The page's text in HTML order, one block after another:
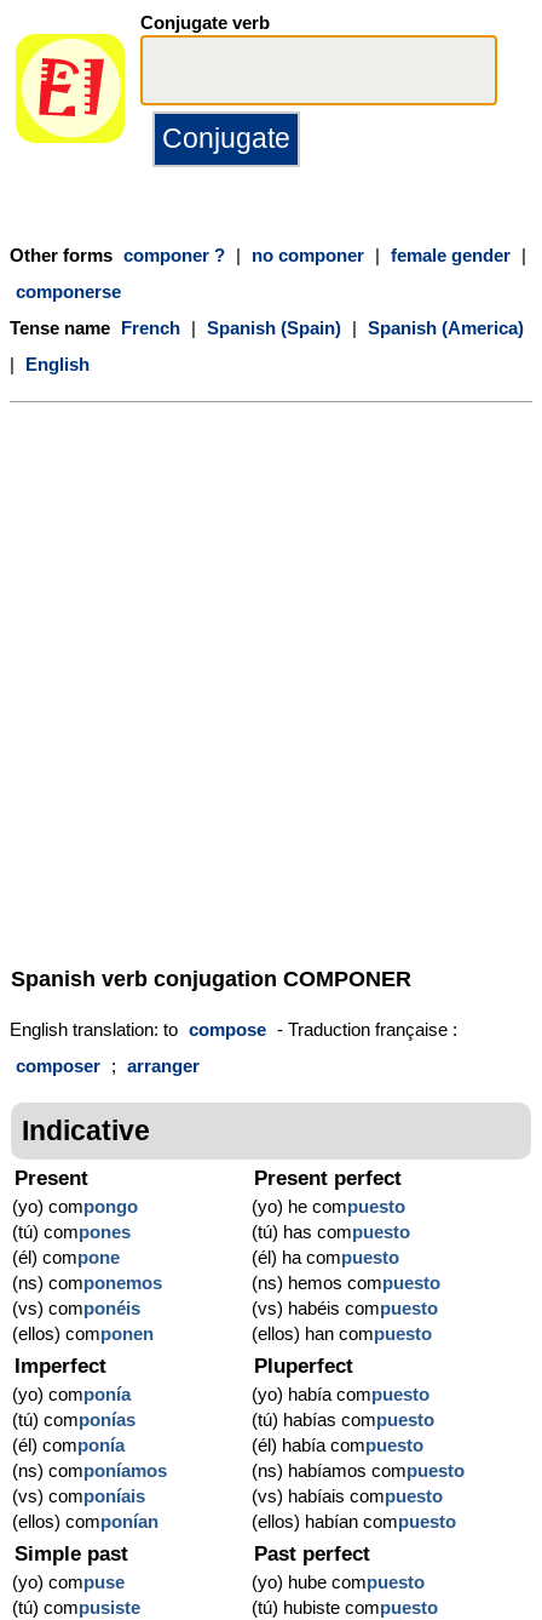
Conjugate verb
Other forms componer ? | no componer | female gender |
componerse
Tense name French | Spanish (Spain) | Spanish (America)
|
English
Spanish verb conjugation COMPONER
English translation: to compose - Traduction française :
composer ; arranger
Indicative
Present
(yo) compongo
(tú) compones
(él) compone
(ns) componemos
(vs) componéis
(ellos) componen
Present perfect
(yo) he compuesto
(tú) has compuesto
(él) ha compuesto
(ns) hemos compuesto
(vs) habéis compuesto
(ellos) han compuesto
Imperfect
(yo) componía
(tú) componías
(él) componía
(ns) componíamos
(vs) componíais
(ellos) componían
Pluperfect
(yo) había compuesto
(tú) habías compuesto
(él) había compuesto
(ns) habíamos compuesto
(vs) habíais compuesto
(ellos) habían compuesto
Simple past
(yo) compuse
(tú) compusiste
Past perfect
(yo) hube compuesto
(tú) hubiste compuesto